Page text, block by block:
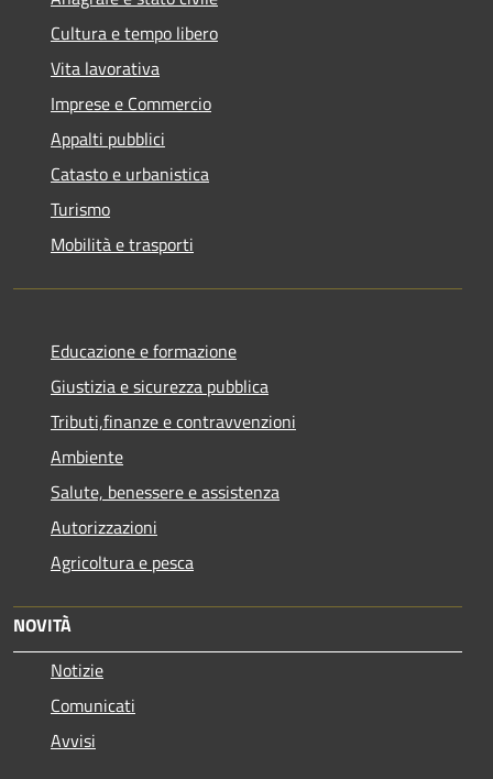
Cultura e tempo libero
Vita lavorativa
Imprese e Commercio
Appalti pubblici
Catasto e urbanistica
Turismo
Mobilità e trasporti
Educazione e formazione
Giustizia e sicurezza pubblica
Tributi,finanze e contravvenzioni
Ambiente
Salute, benessere e assistenza
Autorizzazioni
Agricoltura e pesca
NOVITÀ
Notizie
Comunicati
Avvisi